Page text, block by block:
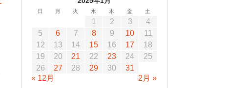
日 月 火 水 木 金 土
1 2 3
4
5
6 7 8 9 10
11
12
13 14 15 16 17
18
19
20 21 22 23 24
25
26
27 28 29 30
31
« 12月
2月 »